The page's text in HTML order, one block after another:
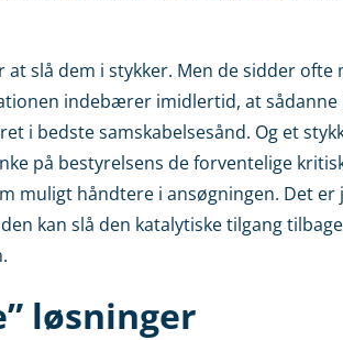
slå dem i stykker. Men de sidder ofte
indebærer imidlertid, at
i bedste samskabelsesånd. Og et
på bestyrelsens de forventelige
muligt håndtere i ansøgningen. Det er
kan slå den katalytiske tilgang
løsninger